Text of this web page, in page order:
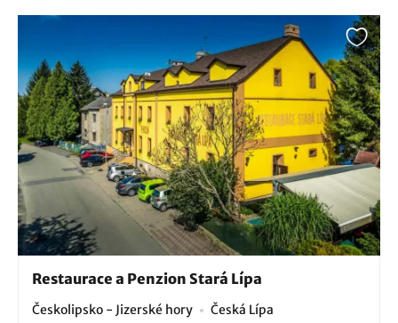
Restaurace a Penzion Stará Lípa
Českolipsko - Jizerské hory Česká Lípa